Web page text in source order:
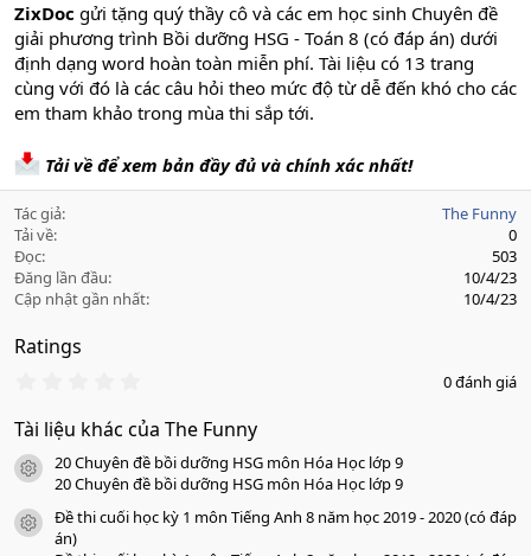
ZixDoc gửi tặng quý thầy cô và các em học sinh Chuyên đề
giải phương trình Bồi dưỡng HSG - Toán 8 (có đáp án) dưới
định dạng word hoàn toàn miễn phí. Tài liệu có 13 trang
cùng với đó là các câu hỏi theo mức độ từ dễ đến khó cho các
em tham khảo trong mùa thi sắp tới.
Tải về để xem bản đầy đủ và chính xác nhất!
Tác giả
The Funny
Tải về
0
Đọc
503
Đăng lần đầu
10/4/23
Cập nhật gần nhất
10/4/23
Ratings
0
0
s
a
o
0 đánh giá
Tài liệu khác của The Funny
icon tài liệu
20 Chuyên đề bồi dưỡng HSG môn Hóa Học lớp 9
20 Chuyên đề bồi dưỡng HSG môn Hóa Học lớp 9
icon tài liệu
Đề thi cuối học kỳ 1 môn Tiếng Anh 8 năm học 2019 - 2020 (có đáp
án)